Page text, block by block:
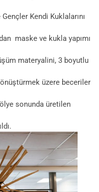
Kendi Kuklalarını
maske ve kukla yapımı
materyalini, 3 boyutlu
üzere beceriler
sonunda üretilen